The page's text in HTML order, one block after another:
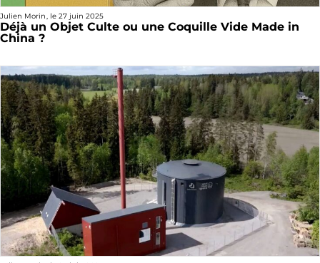
Julien Morin, le 27 juin 2025
Déjà un Objet Culte ou une Coquille Vide Made in
China ?